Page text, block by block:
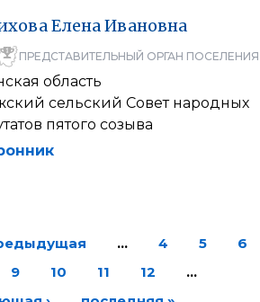
ЕленаИвановна
ПРЕДСТАВИТЕЛЬНЫЙ ОРГАН ПОСЕЛЕНИЯ
область
сельский Совет народных
пятого созыва
… 4 5
6
9 10 11 12
…